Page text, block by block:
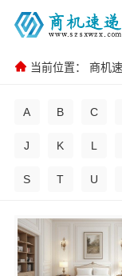
当前位置： 商机
A B C
J K L
S T U